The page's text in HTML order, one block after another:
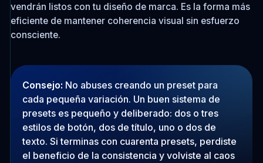
vendrán listos con tu diseño de marca. Es la forma más
eficiente de mantener coherencia visual sin esfuerzo
consciente.
Consejo: No abuses creando un preset para
cada pequeña variación. Un buen sistema de
presets es pequeño y deliberado: dos o tres
estilos de botón, dos de título, uno o dos de
texto. Si terminas con cuarenta presets, perdiste
el beneficio de la consistencia y volviste al caos